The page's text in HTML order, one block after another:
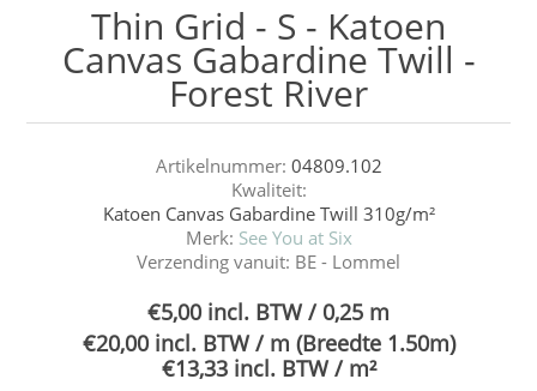
Thin Grid - S - Katoen
Canvas Gabardine Twill -
Forest River
Artikelnummer: 04809.102
Kwaliteit:
Katoen Canvas Gabardine Twill 310g/m²
Merk: See You at Six
Verzending vanuit: BE - Lommel
€5,00 incl. BTW / 0,25 m
€20,00 incl. BTW / m (Breedte 1.50m)
€13,33 incl. BTW / m²